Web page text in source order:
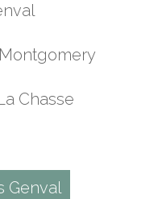
Chasse
Genval